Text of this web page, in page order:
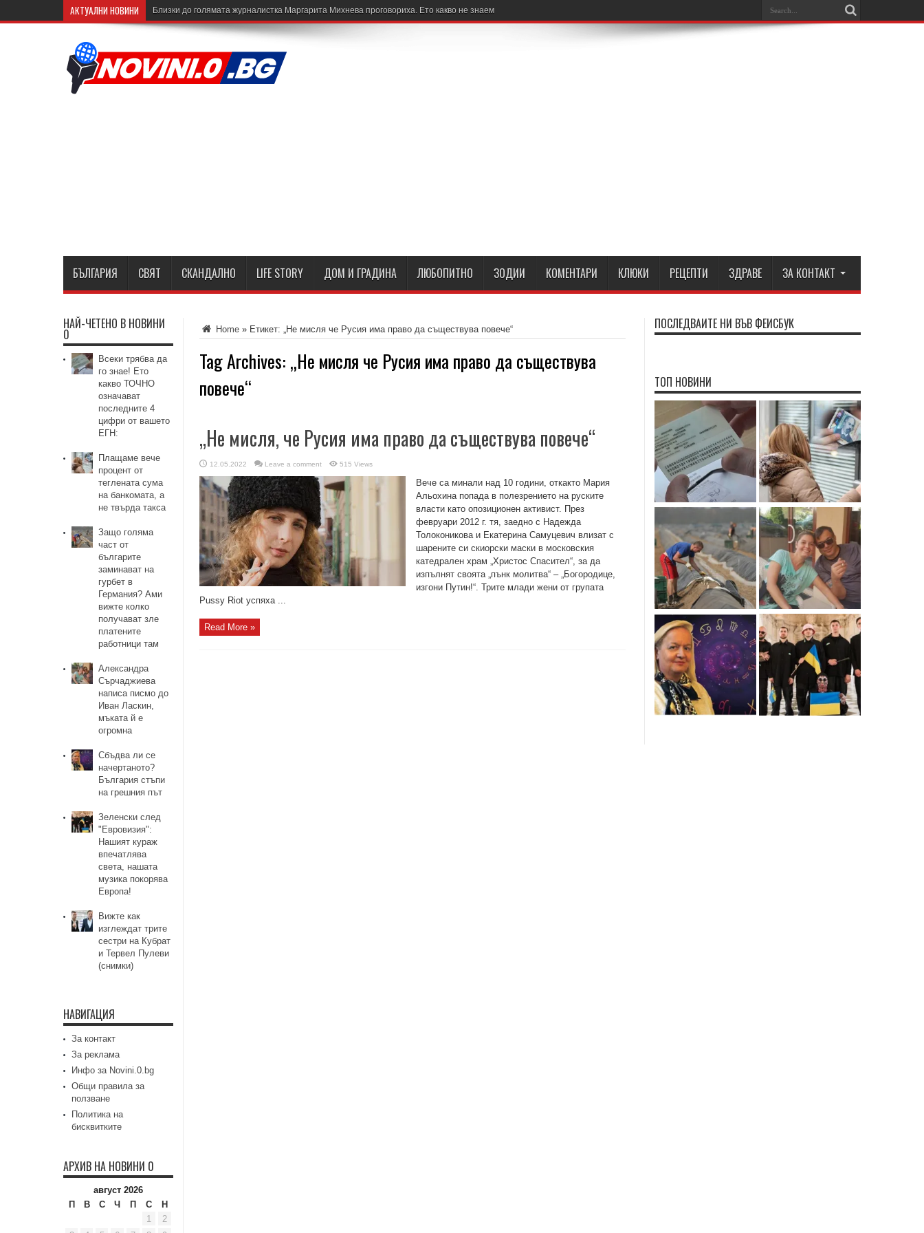
АКТУАЛНИ НОВИНИ Близки до голямата журналистка Маргарита Михнева проговориха. Ето какво не знаем
БЪЛГАРИЯ СВЯТ СКАНДАЛНО LIFE STORY ДОМ И ГРАДИНА ЛЮБОПИТНО ЗОДИИ КОМЕНТАРИ КЛЮКИ РЕЦЕПТИ ЗДРАВЕ ЗА КОНТАКТ
Home » Етикет: „Не мисля че Русия има право да съществува повече“
Tag Archives: „Не мисля че Русия има право да съществува
повече“
„Не мисля, че Русия има право да съществува повече“
12.05.2022 Leave a comment 515 Views
Вече са минали над 10 години, откакто Мария
Альохина попада в полезрението на руските
власти като опозиционен активист. През
февруари 2012 г. тя, заедно с Надежда
Толоконикова и Екатерина Самуцевич влизат с
шарените си скиорски маски в московския
катедрален храм „Христос Спасител“, за да
изпълнят своята „пънк молитва“ – „Богородице,
изгони Путин!“. Трите млади жени от групата
Pussy Riot успяха ...
Read More »
НАЙ-ЧЕТЕНО В НОВИНИ
0
Всеки трябва да
го знае! Ето
какво ТОЧНО
означават
последните 4
цифри от вашето
ЕГН:
Плащаме вече
процент от
теглената сума
на банкомата, а
не твърда такса
Защо голяма
част от
българите
заминават на
гурбет в
Германия? Ами
вижте колко
получават зле
платените
работници там
Александра
Сърчаджиева
написа писмо до
Иван Ласкин,
мъката й е
огромна
Сбъдва ли се
начертаното?
България стъпи
на грешния път
Зеленски след
"Евровизия":
Нашият кураж
впечатлява
света, нашата
музика покорява
Европа!
Вижте как
изглеждат трите
сестри на Кубрат
и Тервел Пулеви
(снимки)
НАВИГАЦИЯ
За контакт
За реклама
Инфо за Novini.0.bg
Общи правила за
ползване
Политика на
бисквитките
АРХИВ НА НОВИНИ 0
август 2026
П
В С Ч П С
Н
1
2
ПОСЛЕДВАЙТЕ НИ ВЪВ ФЕЙСБУК
ТОП НОВИНИ